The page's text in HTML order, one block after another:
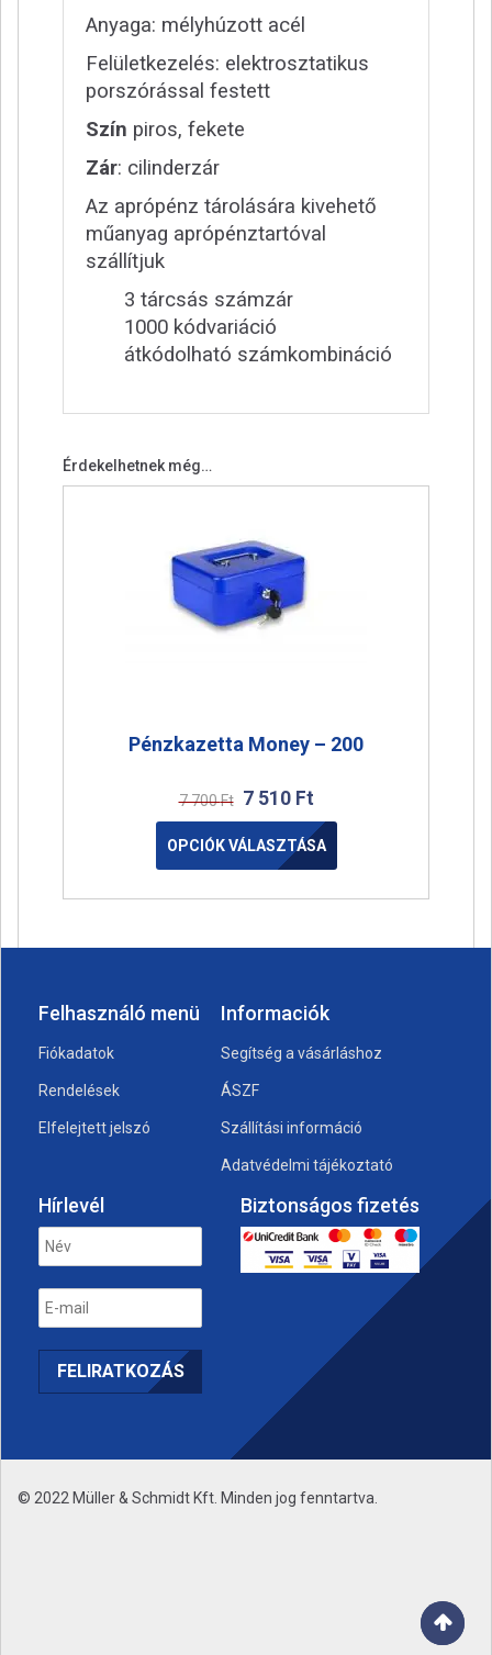
Anyaga: mélyhúzott acél
Felületkezelés: elektrosztatikus
porszórással festett
Szín piros, fekete
Zár: cilinderzár
Az aprópénz tárolására kivehető
műanyag aprópénztartóval
szállítjuk
3 tárcsás számzár
1000 kódvariáció
átkódolható számkombináció
Érdekelhetnek még…
Pénzkazetta Money – 200
7 700Ft 7 510 Ft
OPCIÓK VÁLASZTÁSA
Felhasználó menü
Fiókadatok
Rendelések
Elfelejtett jelszó
Informaciók
Segítség a vásárláshoz
ÁSZF
Szállítási információ
Adatvédelmi tájékoztató
Hírlevél Biztonságos fizetés
© 2022 Müller & Schmidt Kft. Minden jog fenntartva.